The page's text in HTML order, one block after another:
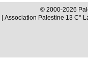
© 2000-2026
| Association Palestine 13 C°